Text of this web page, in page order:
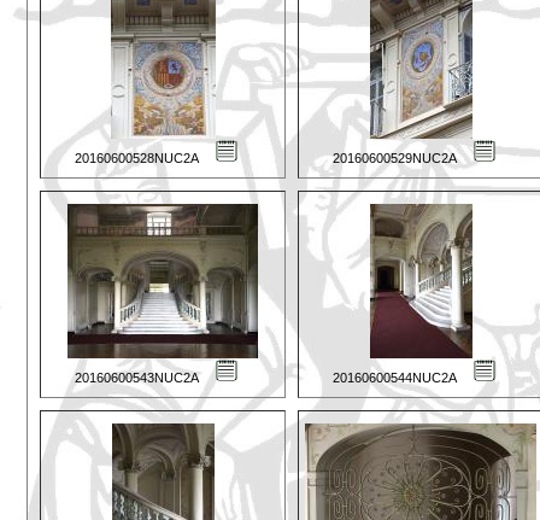
20160600528NUC2A 20160600529NUC2A
20160600543NUC2A 20160600544NUC2A